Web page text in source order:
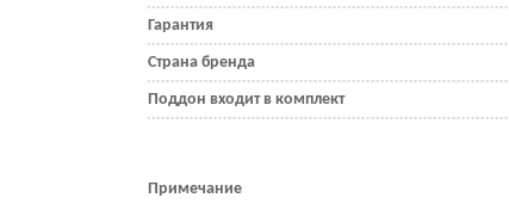
Гарантия
Страна бренда
Поддон входит в комплект
Примечание